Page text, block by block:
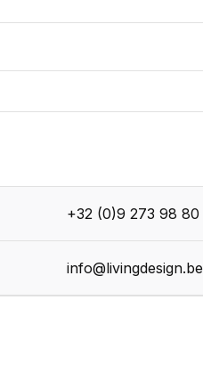
+32 (0)9 273 98 80
info@livingdesign.be